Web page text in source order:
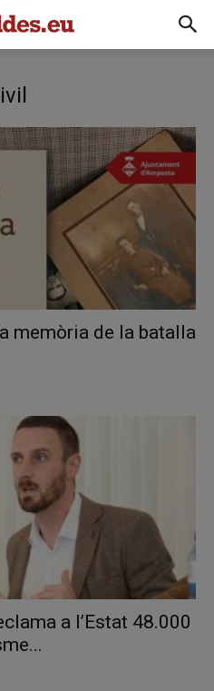
memòria de la batalla
a l’Estat 48.000